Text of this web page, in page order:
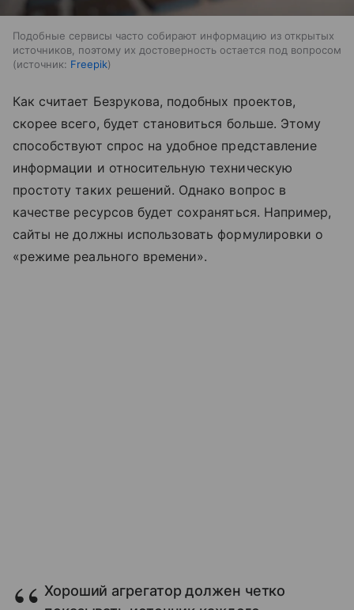
Подобные сервисы часто собирают информацию из открытых
источников, поэтому их достоверность остается под вопросом
источник: Freepik
Как считает Безрукова, подобных проектов,
скорее всего, будет становиться больше. Этому
способствуют спрос на удобное представление
информации и относительную техническую
простоту таких решений. Однако вопрос в
качестве ресурсов будет сохраняться. Например,
сайты не должны использовать формулировки о
«режиме реального времени».
Хороший агрегатор должен четко